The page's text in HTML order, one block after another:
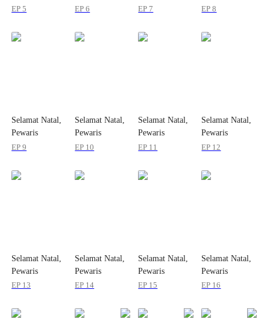
EP 5 EP 6 EP 7 EP 8
Selamat Natal,
Pewaris
EP 9
Selamat Natal,
Pewaris
EP 10
Selamat Natal,
Pewaris
EP 11
Selamat Natal,
Pewaris
EP 12
Selamat Natal,
Pewaris
EP 13
Selamat Natal,
Pewaris
EP 14
Selamat Natal,
Pewaris
EP 15
Selamat Natal,
Pewaris
EP 16